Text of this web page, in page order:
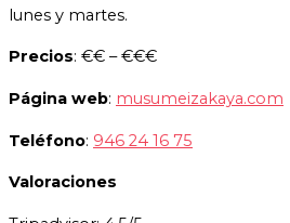
lunes y martes.
Precios: €€ – €€€
Página web: musumeizakaya.com
Teléfono: 946 24 16 75
Valoraciones